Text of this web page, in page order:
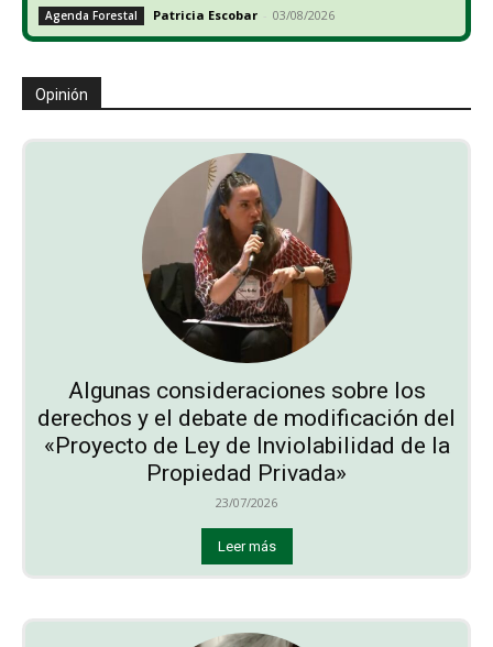
Agenda Forestal Patricia Escobar - 03/08/2026
Opinión
Algunas consideraciones sobre los
derechos y el debate de modificación del
«Proyecto de Ley de Inviolabilidad de la
Propiedad Privada»
23/07/2026
Leer más